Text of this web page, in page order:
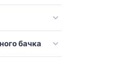
бачка